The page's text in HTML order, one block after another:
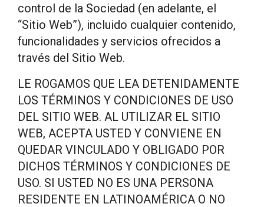
control de la Sociedad (en adelante, el
“Sitio Web”), incluido cualquier contenido,
funcionalidades y servicios ofrecidos a
través del Sitio Web.
LE ROGAMOS QUE LEA DETENIDAMENTE
LOS TÉRMINOS Y CONDICIONES DE USO
DEL SITIO WEB. AL UTILIZAR EL SITIO
WEB, ACEPTA USTED Y CONVIENE EN
QUEDAR VINCULADO Y OBLIGADO POR
DICHOS TÉRMINOS Y CONDICIONES DE
USO. SI USTED NO ES UNA PERSONA
RESIDENTE EN LATINOAMÉRICA O NO